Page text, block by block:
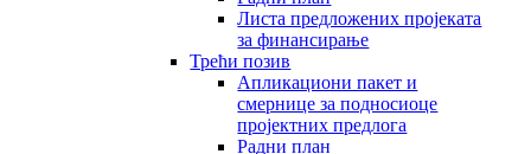
Листа предложених пројеката
за финансирање
Трећи позив
Апликациони пакет и
смернице за подносиоце
пројектних предлога
Радни план